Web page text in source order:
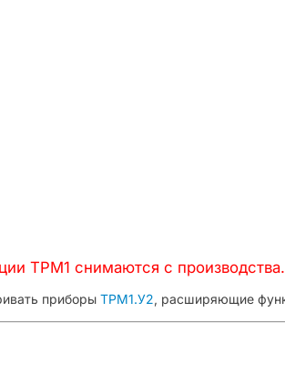
ТРМ1 снимаются с производства.
приборы ТРМ1.У2, расширяющие